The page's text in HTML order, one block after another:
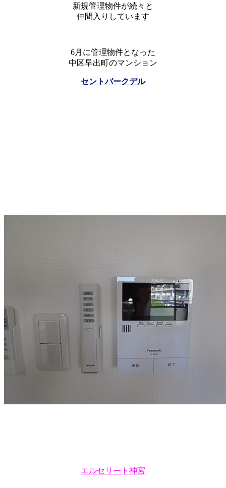
新規管理物件が続々と
仲間入りしています
6月に管理物件となった
中区早出町のマンション
セントバークデル
エルセリート神宮